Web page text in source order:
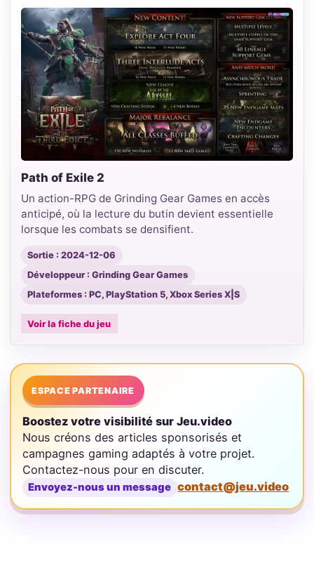
Path of Exile 2
Un action-RPG de Grinding Gear Games en accès
anticipé, où la lecture du butin devient essentielle
lorsque les combats se densifient.
Sortie : 2024-12-06
Développeur : Grinding Gear Games
Plateformes : PC, PlayStation 5, Xbox Series X|S
Voir la fiche du jeu
ESPACE PARTENAIRE
Boostez votre visibilité sur Jeu.video
Nous créons des articles sponsorisés et
campagnes gaming adaptés à votre projet.
Contactez-nous pour en discuter.
Envoyez-nous un message contact@jeu.video